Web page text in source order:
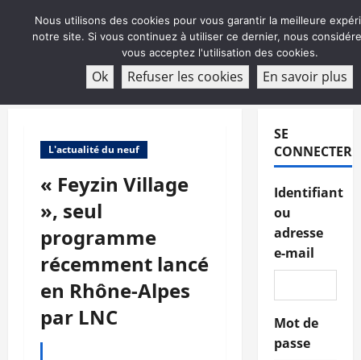
ABONNEMENT
L'actualité du neuf
« Feyzin Village
», seul
programme
récemment lancé
en Rhône-Alpes
par LNC
SE
CONNECTER
Identifiant
ou
adresse
e-mail
Mot de
passe
Nous utilisons des cookies pour vous garantir la meilleure
notre site. Si vous continuez à utiliser ce dernier, nous
vous acceptez l'utilisation des cookies.
Ok Refuser les cookies En savoir plus